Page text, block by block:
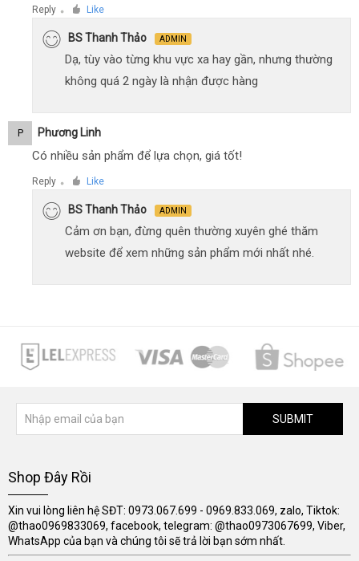
Reply ● Like
BS Thanh Thảo ADMIN
Dạ, tùy vào từng khu vực xa hay gần, nhưng thường
không quá 2 ngày là nhận được hàng
P Phương Linh
Có nhiều sản phẩm để lựa chọn, giá tốt!
Reply ● Like
BS Thanh Thảo ADMIN
Cảm ơn bạn, đừng quên thường xuyên ghé thăm
website để xem những sản phẩm mới nhất nhé.
SUBMIT
Shop Đây Rồi
Xin vui lòng liên hệ SĐT: 0973.067.699 - 0969.833.069, zalo, Tiktok:
@thao0969833069, facebook, telegram: @thao0973067699, Viber,
WhatsApp của bạn và chúng tôi sẽ trả lời bạn sớm nhất.